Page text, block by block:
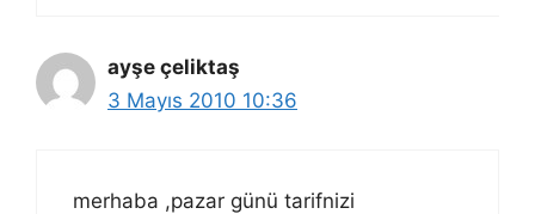
ayşe çeliktaş
3 Mayıs 2010 10:36
merhaba ,pazar günü tarifnizi